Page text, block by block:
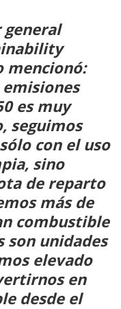
general
mencionó:
emisiones
es muy
seguimos
con el uso
sino
de reparto
más de
combustible
son unidades
elevado
en
desde el